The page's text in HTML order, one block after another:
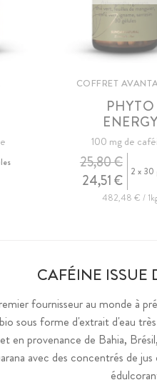
COFFRET
PHYTO
ENERGY
100 mg de
24,51 €
25,80 € 2 x 30
482,48 € /
CAFÉINE ISSUE
fournisseur au monde à
sous forme d'extrait d'eau
en provenance de Bahia,
avec des concentrés de